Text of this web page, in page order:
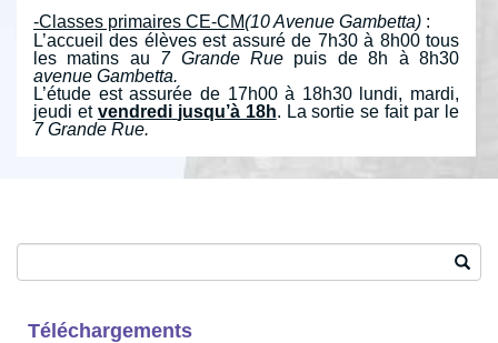
-Classes primaires CE-CM(10 Avenue Gambetta) :
L’accueil des élèves est assuré de 7h30 à 8h00 tous
les matins au 7 Grande Rue puis de 8h à 8h30
avenue Gambetta.
L’étude est assurée de 17h00 à 18h30 lundi, mardi,
jeudi et vendredi jusqu’à 18h. La sortie se fait par le
7 Grande Rue.
Search
Téléchargements